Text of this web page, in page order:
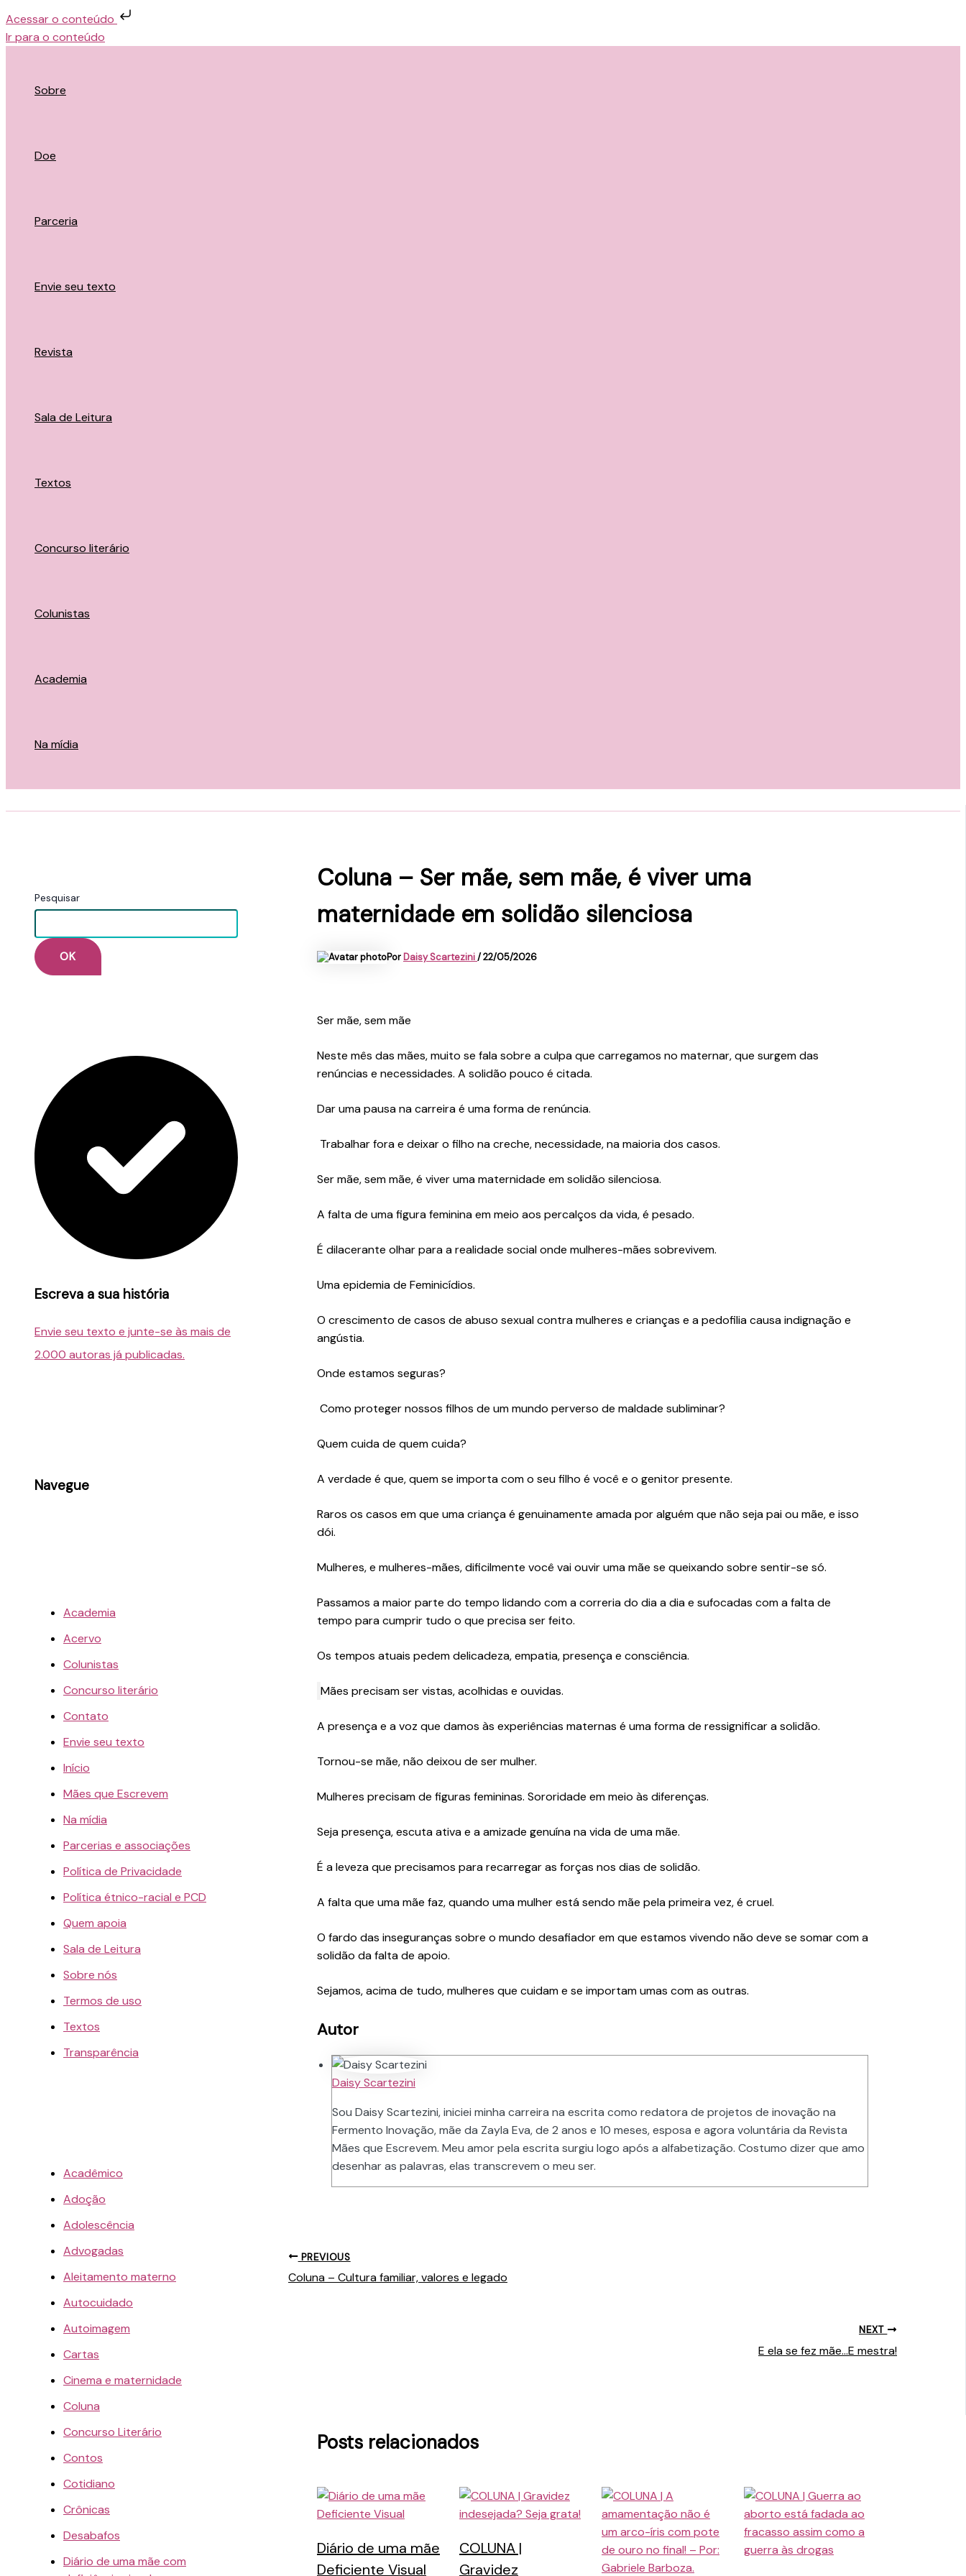
Acessar o conteúdo
Ir para o conteúdo
Sobre
Doe
Parceria
Envie seu texto
Revista
Sala de Leitura
Textos
Concurso literário
Colunistas
Academia
Na mídia
Pesquisar
OK
Escreva a sua história
Envie seu texto e junte-se às mais de
2.000 autoras já publicadas.
Navegue
Academia
Acervo
Colunistas
Concurso literário
Contato
Envie seu texto
Início
Mães que Escrevem
Na mídia
Parcerias e associações
Política de Privacidade
Política étnico-racial e PCD
Quem apoia
Sala de Leitura
Sobre nós
Termos de uso
Textos
Transparência
Acadêmico
Adoção
Adolescência
Advogadas
Aleitamento materno
Autocuidado
Autoimagem
Cartas
Cinema e maternidade
Coluna
Concurso Literário
Contos
Cotidiano
Crônicas
Desabafos
Diário de uma mãe com
Coluna – Ser mãe, sem mãe, é viver uma
maternidade em solidão silenciosa
Por Daisy Scartezini/22/05/2026
Ser mãe, sem mãe
Neste mês das mães, muito se fala sobre a culpa que carregamos no maternar, que surgem das
renúncias e necessidades. A solidão pouco é citada.
Dar uma pausa na carreira é uma forma de renúncia.
Trabalhar fora e deixar o filho na creche, necessidade, na maioria dos casos.
Ser mãe, sem mãe, é viver uma maternidade em solidão silenciosa.
A falta de uma figura feminina em meio aos percalços da vida, é pesado.
É dilacerante olhar para a realidade social onde mulheres-mães sobrevivem.
Uma epidemia de Feminicídios.
O crescimento de casos de abuso sexual contra mulheres e crianças e a pedofilia causa indignação e
angústia.
Onde estamos seguras?
Como proteger nossos filhos de um mundo perverso de maldade subliminar?
Quem cuida de quem cuida?
A verdade é que, quem se importa com o seu filho é você e o genitor presente.
Raros os casos em que uma criança é genuinamente amada por alguém que não seja pai ou mãe, e isso
dói.
Mulheres, e mulheres-mães, dificilmente você vai ouvir uma mãe se queixando sobre sentir-se só.
Passamos a maior parte do tempo lidando com a correria do dia a dia e sufocadas com a falta de
tempo para cumprir tudo o que precisa ser feito.
Os tempos atuais pedem delicadeza, empatia, presença e consciência.
Mães precisam ser vistas, acolhidas e ouvidas.
A presença e a voz que damos às experiências maternas é uma forma de ressignificar a solidão.
Tornou-se mãe, não deixou de ser mulher.
Mulheres precisam de figuras femininas. Sororidade em meio às diferenças.
Seja presença, escuta ativa e a amizade genuína na vida de uma mãe.
É a leveza que precisamos para recarregar as forças nos dias de solidão.
A falta que uma mãe faz, quando uma mulher está sendo mãe pela primeira vez, é cruel.
O fardo das inseguranças sobre o mundo desafiador em que estamos vivendo não deve se somar com a
solidão da falta de apoio.
Sejamos, acima de tudo, mulheres que cuidam e se importam umas com as outras.
Autor
Daisy Scartezini
Sou Daisy Scartezini, iniciei minha carreira na escrita como redatora de projetos de inovação na
Fermento Inovação, mãe da Zayla Eva, de 2 anos e 10 meses, esposa e agora voluntária da Revista
Mães que Escrevem. Meu amor pela escrita surgiu logo após a alfabetização. Costumo dizer que amo
desenhar as palavras, elas transcrevem o meu ser.
PREVIOUS
Coluna – Cultura familiar, valores e legado
NEXT
E ela se fez mãe…E mestra!
Posts relacionados
Diário de uma mãe
Deficiente Visual
COLUNA |
Gravidez